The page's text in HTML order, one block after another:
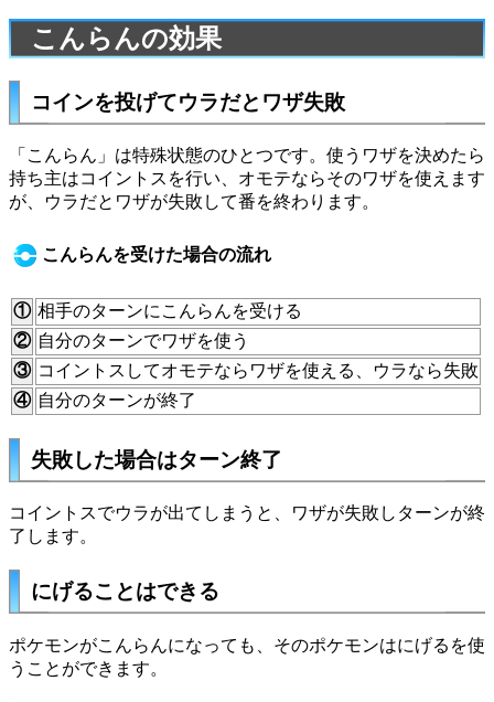
こんらんの効果
コインを投げてウラだとワザ失敗
「こんらん」は特殊状態のひとつです。使うワザを決めたら
持ち主はコイントスを行い、オモテならそのワザを使えます
が、ウラだとワザが失敗して番を終わります。
こんらんを受けた場合の流れ
① 相手のターンにこんらんを受ける
② 自分のターンでワザを使う
③ コイントスしてオモテならワザを使える、ウラなら失敗
④ 自分のターンが終了
失敗した場合はターン終了
コイントスでウラが出てしまうと、ワザが失敗しターンが終
了します。
にげることはできる
ポケモンがこんらんになっても、そのポケモンはにげるを使
うことができます。